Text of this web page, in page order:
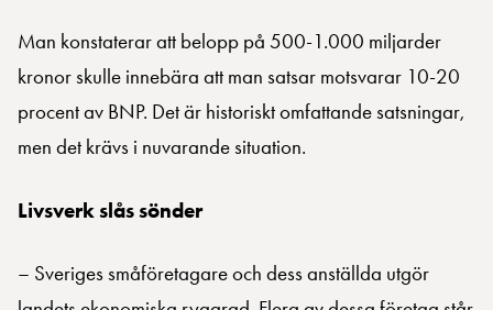
Man konstaterar att belopp på 500-1.000 miljarder
kronor skulle innebära att man satsar motsvarar 10-20
procent av BNP. Det är historiskt omfattande satsningar,
men det krävs i nuvarande situation.
Livsverk slås sönder
– Sveriges småföretagare och dess anställda utgör